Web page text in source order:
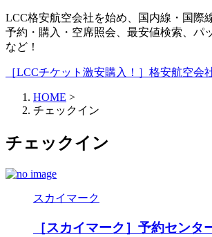
LCC格安航空会社を始め、国内線・国際
予約・購入・空席照会、最安値検索、パ
など！
［LCCチケット激安購入！］格安航空会
HOME >
チェックイン
チェックイン
スカイマーク
［スカイマーク］予約センタ